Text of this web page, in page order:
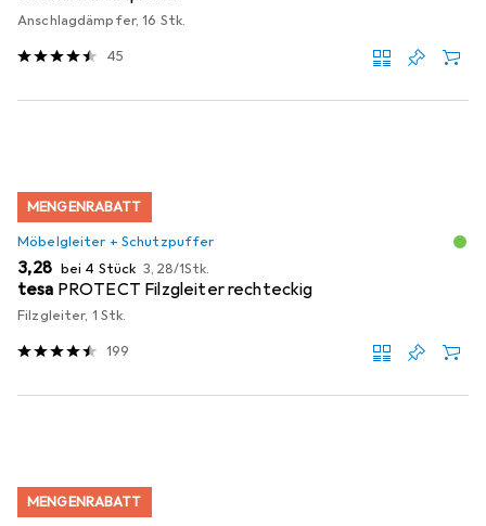
Anschlagdämpfer, 16 Stk.
45
MENGENRABATT
Möbelgleiter + Schutzpuffer
EUR
3,28 bei 4 Stück EUR
3,28/1Stk.
tesa PROTECT Filzgleiter rechteckig
Filzgleiter, 1 Stk.
199
MENGENRABATT